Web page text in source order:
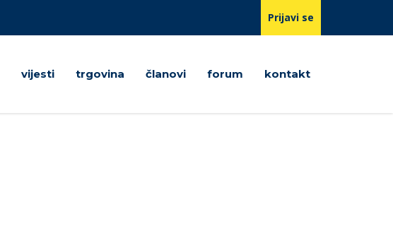
Prijavi se
vijesti trgovina članovi forum kontakt